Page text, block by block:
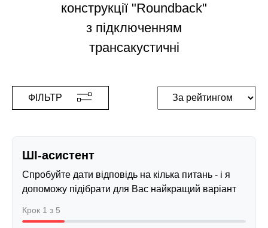
конструкції "Roundback"
з підключенням
трансакустичні
ФІЛЬТР
ШІ-асистент
Спробуйте дати відповідь на кілька питань - і я
допоможу підібрати для Вас найкращий варіант
Крок 1 з 5